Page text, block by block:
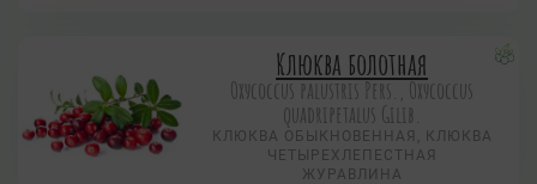
Клюква болотная
Охусоccus palustris Pers., Охусоccus
quadripetalus Gilib.
КЛЮКВА ОБЫКНОВЕННАЯ, КЛЮКВА
ЧЕТЫРЕХЛЕПЕСТНАЯ
ЖУРАВЛИНА